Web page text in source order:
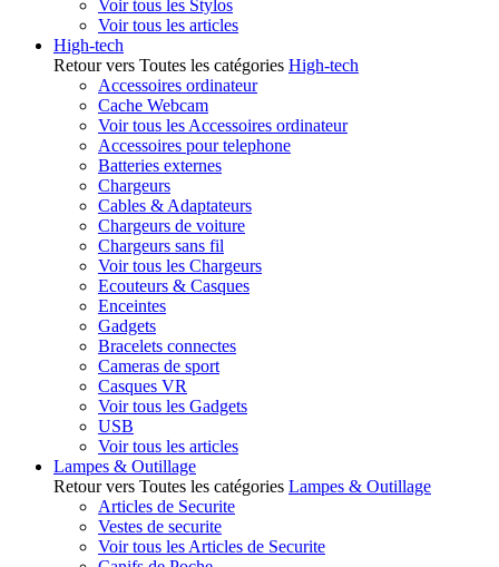
Voir tous les Stylos
Voir tous les articles
High-tech
Retour vers Toutes les catégories High-tech
Accessoires ordinateur
Cache Webcam
Voir tous les Accessoires ordinateur
Accessoires pour telephone
Batteries externes
Chargeurs
Cables & Adaptateurs
Chargeurs de voiture
Chargeurs sans fil
Voir tous les Chargeurs
Ecouteurs & Casques
Enceintes
Gadgets
Bracelets connectes
Cameras de sport
Casques VR
Voir tous les Gadgets
USB
Voir tous les articles
Lampes & Outillage
Retour vers Toutes les catégories Lampes & Outillage
Articles de Securite
Vestes de securite
Voir tous les Articles de Securite